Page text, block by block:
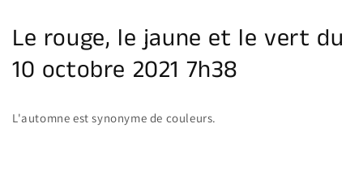
galerie
Le rouge, le jaune et le vert du
10 octobre 2021 7h38
L'automne est synonyme de couleurs.